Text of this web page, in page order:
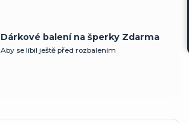
Dárkové balení na šperky Zdarma
Aby se líbil ještě před rozbalením